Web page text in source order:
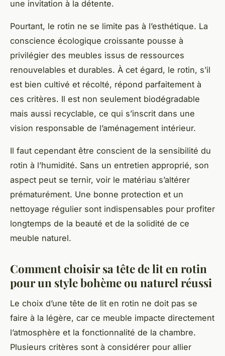
une invitation à la détente.
Pourtant, le rotin ne se limite pas à l’esthétique. La
conscience écologique croissante pousse à
privilégier des meubles issus de ressources
renouvelables et durables. À cet égard, le rotin, s’il
est bien cultivé et récolté, répond parfaitement à
ces critères. Il est non seulement biodégradable
mais aussi recyclable, ce qui s’inscrit dans une
vision responsable de l’aménagement intérieur.
Il faut cependant être conscient de la sensibilité du
rotin à l’humidité. Sans un entretien approprié, son
aspect peut se ternir, voir le matériau s’altérer
prématurément. Une bonne protection et un
nettoyage régulier sont indispensables pour profiter
longtemps de la beauté et de la solidité de ce
meuble naturel.
Comment choisir sa tête de lit en rotin
pour un style bohème ou naturel réussi
Le choix d’une tête de lit en rotin ne doit pas se
faire à la légère, car ce meuble impacte directement
l’atmosphère et la fonctionnalité de la chambre.
Plusieurs critères sont à considérer pour allier